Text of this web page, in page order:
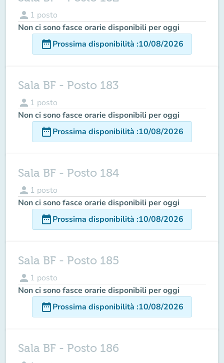
person 1 posto
Non ci sono fasce orarie disponibili per oggi
date_rangeProssima disponibilità :10/08/2026
Sala BF - Posto 183
person 1 posto
Non ci sono fasce orarie disponibili per oggi
date_rangeProssima disponibilità :10/08/2026
Sala BF - Posto 184
person 1 posto
Non ci sono fasce orarie disponibili per oggi
date_rangeProssima disponibilità :10/08/2026
Sala BF - Posto 185
person 1 posto
Non ci sono fasce orarie disponibili per oggi
date_rangeProssima disponibilità :10/08/2026
Sala BF - Posto 186